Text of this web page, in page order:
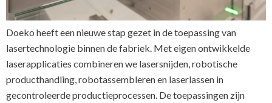
Doeko heeft een nieuwe stap gezet in de toepassing van
lasertechnologie binnen de fabriek. Met eigen ontwikkelde
laserapplicaties combineren we lasersnijden, robotische
producthandling, robotassembleren en laserlassen in
gecontroleerde productieprocessen. De toepassingen zijn